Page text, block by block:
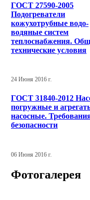
ГОСТ 27590-2005
Подогреватели
кожухотрубные водо-
водяные систем
теплоснабжения.
технические условия
24 Июня 2016 г.
ГОСТ 31840-2012
погружные и
насосные.
безопасности
06 Июня 2016 г.
Фотогалерея